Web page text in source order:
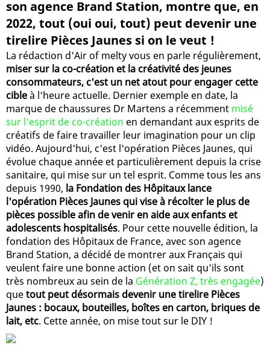
son agence Brand Station, montre que, en
2022, tout (oui oui, tout) peut devenir une
tirelire Pièces Jaunes si on le veut !
La rédaction d'Air of melty vous en parle régulièrement,
miser sur la co-création et la créativité des jeunes
consommateurs, c'est un net atout pour engager cette
cibleà l'heure actuelle. Dernier exemple en date, la
marque de chaussures Dr Martens a récemment misé
sur l'esprit de co-création en demandant aux esprits de
créatifs de faire travailler leur imagination pour un clip
vidéo. Aujourd'hui, c'est l'opération Pièces Jaunes, qui
évolue chaque année et particulièrement depuis la crise
sanitaire, qui mise sur un tel esprit. Comme tous les ans
depuis 1990, la Fondation des Hôpitaux lance
l'opération Pièces Jaunes qui vise à récolter le plus de
pièces possible afin de venir en aide aux enfants et
adolescents hospitalisés. Pour cette nouvelle édition, la
fondation des Hôpitaux de France, avec son agence
Brand Station, a décidé de montrer aux Français qui
veulent faire une bonne action (et on sait qu'ils sont
très nombreux au sein de la Génération Z, très engagée)
quetout peut désormais devenir une tirelire Pièces
Jaunes : bocaux, bouteilles, boîtes en carton, briques de
lait, etc. Cette année, on mise tout sur le DIY !